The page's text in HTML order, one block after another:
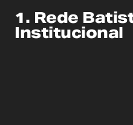
1. Rede
Institucional